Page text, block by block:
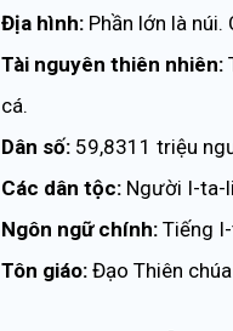
Địa hình: Phần lớn là
Tài nguyên thiên nhiên:
cá.
Dân số: 59,8311 triệu
Các dân tộc: Người I-ta-
Ngôn ngữ chính: Tiếng
Tôn giáo: Đạo Thiên